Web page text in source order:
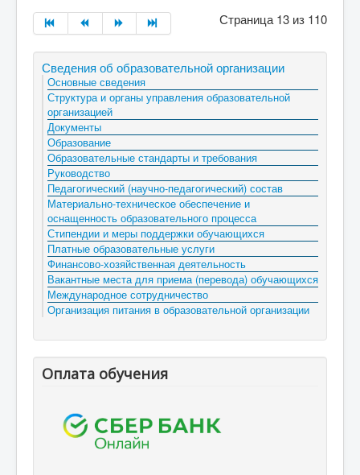
Страница 13 из 110
Сведения об образовательной организации
Основные сведения
Структура и органы управления образовательной
организацией
Документы
Образование
Образовательные стандарты и требования
Руководство
Педагогический (научно-педагогический) состав
Материально-техническое обеспечение и
оснащенность образовательного процесса
Стипендии и меры поддержки обучающихся
Платные образовательные услуги
Финансово-хозяйственная деятельность
Вакантные места для приема (перевода) обучающихся
Международное сотрудничество
Организация питания в образовательной организации
Оплата обучения